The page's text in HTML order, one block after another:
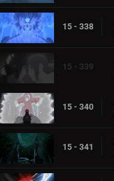
15 - 338
15 - 339
15 - 340
15 - 341